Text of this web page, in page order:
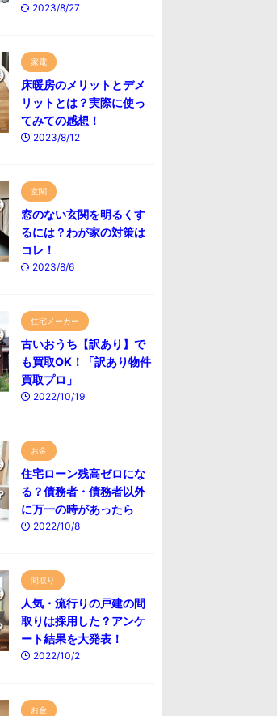
2023/8/27
家電
床暖房のメリットとデメ
リットとは？実際に使っ
てみての感想！
2023/8/12
玄関
窓のない玄関を明るくす
るには？わが家の対策は
コレ！
2023/8/6
住宅メーカー
古いおうち【訳あり】で
も買取OK！「訳あり物件
買取プロ」
2022/10/19
お金
住宅ローン残高ゼロにな
る？債務者・債務者以外
に万一の時があったら
2022/10/8
間取り
人気・流行りの戸建の間
取りは採用した？アンケ
ート結果を大発表！
2022/10/2
お金